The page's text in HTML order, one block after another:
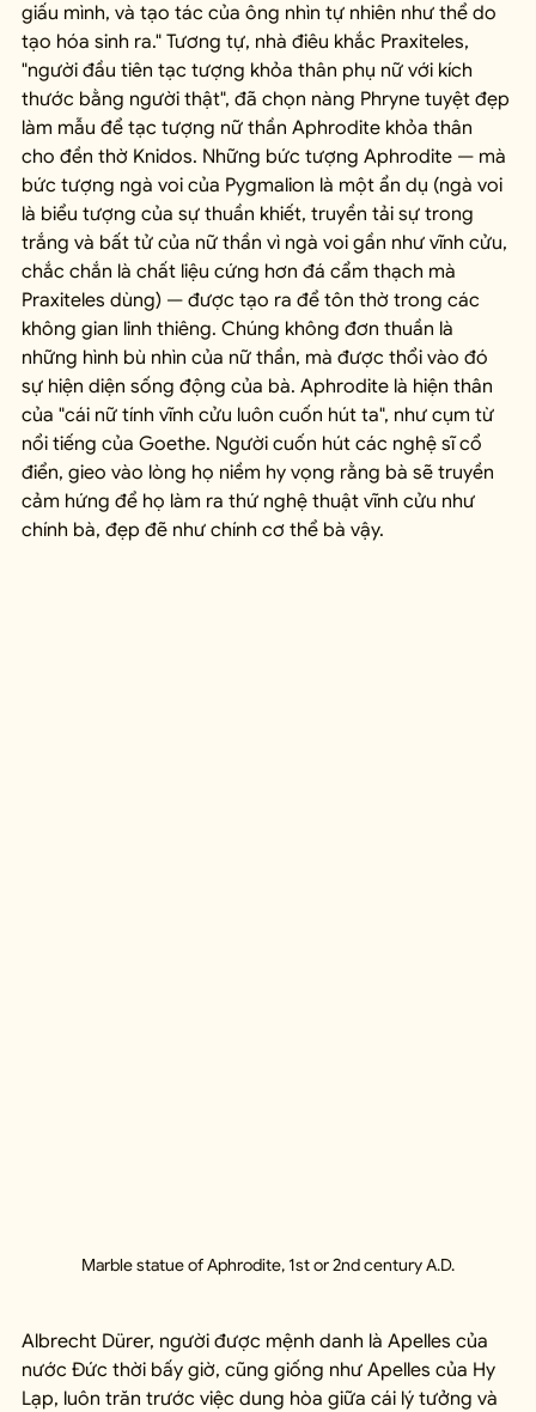
giấu mình, và tạo tác của ông nhìn tự nhiên như thể do
tạo hóa sinh ra." Tương tự, nhà điêu khắc Praxiteles,
"người đầu tiên tạc tượng khỏa thân phụ nữ với kích
thước bằng người thật", đã chọn nàng Phryne tuyệt đẹp
làm mẫu để tạc tượng nữ thần Aphrodite khỏa thân
cho đền thờ Knidos. Những bức tượng Aphrodite — mà
bức tượng ngà voi của Pygmalion là một ẩn dụ (ngà voi
là biểu tượng của sự thuần khiết, truyền tải sự trong
trắng và bất tử của nữ thần vì ngà voi gần như vĩnh cửu,
chắc chắn là chất liệu cứng hơn đá cẩm thạch mà
Praxiteles dùng) — được tạo ra để tôn thờ trong các
không gian linh thiêng. Chúng không đơn thuần là
những hình bù nhìn của nữ thần, mà được thổi vào đó
sự hiện diện sống động của bà. Aphrodite là hiện thân
của "cái nữ tính vĩnh cửu luôn cuốn hút ta", như cụm từ
nổi tiếng của Goethe. Người cuốn hút các nghệ sĩ cổ
điển, gieo vào lòng họ niềm hy vọng rằng bà sẽ truyền
cảm hứng để họ làm ra thứ nghệ thuật vĩnh cửu như
chính bà, đẹp đẽ như chính cơ thể bà vậy.
Marble statue of Aphrodite, 1st or 2nd century A.D.
Albrecht Dürer, người được mệnh danh là Apelles của
nước Đức thời bấy giờ, cũng giống như Apelles của Hy
Lạp, luôn trăn trước việc dung hòa giữa cái lý tưởng và